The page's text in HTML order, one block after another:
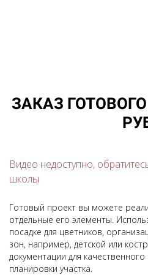
ЗАКАЗ
Видео недоступно,
школы
Готовый проект вы можете
отдельные его элементы.
посадке для цветников,
зон, например, детской или
документации для
планировки участка.